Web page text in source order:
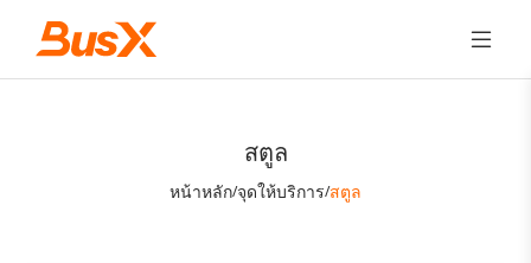
สตูล
หน้าหลัก/จุดให้บริการ/สตูล